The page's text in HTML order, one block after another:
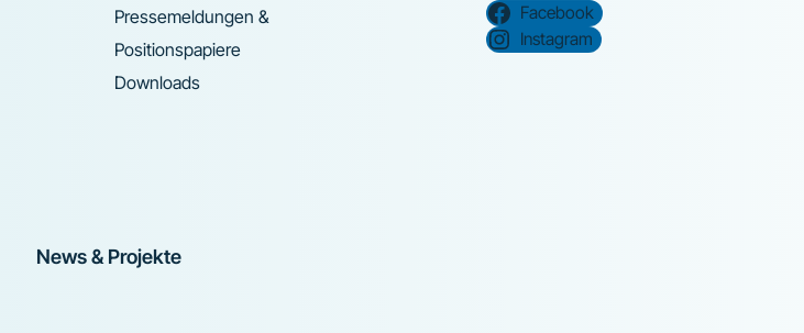
Pressemeldungen &
Positionspapiere
Downloads
Facebook
Instagram
News & Projekte